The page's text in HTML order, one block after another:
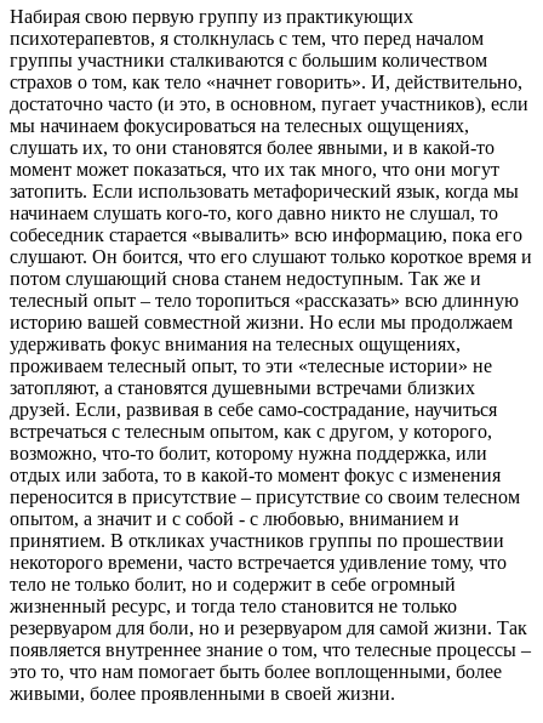
Набирая свою первую группу из практикующих
психотерапевтов, я столкнулась с тем, что перед началом
группы участники сталкиваются с большим количеством
страхов о том, как тело «начнет говорить». И, действительно,
достаточно часто (и это, в основном, пугает участников), если
мы начинаем фокусироваться на телесных ощущениях,
слушать их, то они становятся более явными, и в какой-то
момент может показаться, что их так много, что они могут
затопить. Если использовать метафорический язык, когда мы
начинаем слушать кого-то, кого давно никто не слушал, то
собеседник старается «вывалить» всю информацию, пока его
слушают. Он боится, что его слушают только короткое время и
потом слушающий снова станем недоступным. Так же и
телесный опыт – тело торопиться «рассказать» всю длинную
историю вашей совместной жизни. Но если мы продолжаем
удерживать фокус внимания на телесных ощущениях,
проживаем телесный опыт, то эти «телесные истории» не
затопляют, а становятся душевными встречами близких
друзей. Если, развивая в себе само-сострадание, научиться
встречаться с телесным опытом, как с другом, у которого,
возможно, что-то болит, которому нужна поддержка, или
отдых или забота, то в какой-то момент фокус с изменения
переносится в присутствие – присутствие со своим телесном
опытом, а значит и с собой - с любовью, вниманием и
принятием. В откликах участников группы по прошествии
некоторого времени, часто встречается удивление тому, что
тело не только болит, но и содержит в себе огромный
жизненный ресурс, и тогда тело становится не только
резервуаром для боли, но и резервуаром для самой жизни. Так
появляется внутреннее знание о том, что телесные процессы –
это то, что нам помогает быть более воплощенными, более
живыми, более проявленными в своей жизни.